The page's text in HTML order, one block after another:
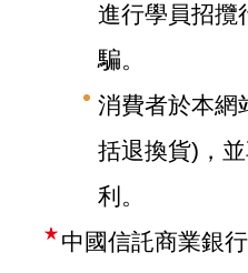
進行學員招攬
騙。
消費者於本網
括退換貨)，
利。
中國信託商業銀